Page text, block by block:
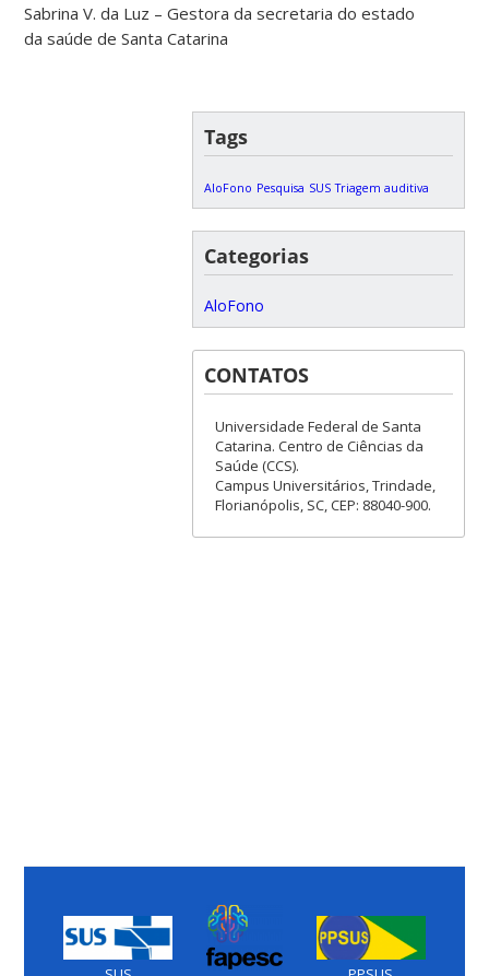
Sabrina V. da Luz – Gestora da secretaria do estado
da saúde de Santa Catarina
Tags
AloFono Pesquisa SUS Triagem auditiva
Categorias
AloFono
CONTATOS
Universidade Federal de Santa
Catarina. Centro de Ciências da
Saúde (CCS).
Campus Universitários, Trindade,
Florianópolis, SC, CEP: 88040-900.